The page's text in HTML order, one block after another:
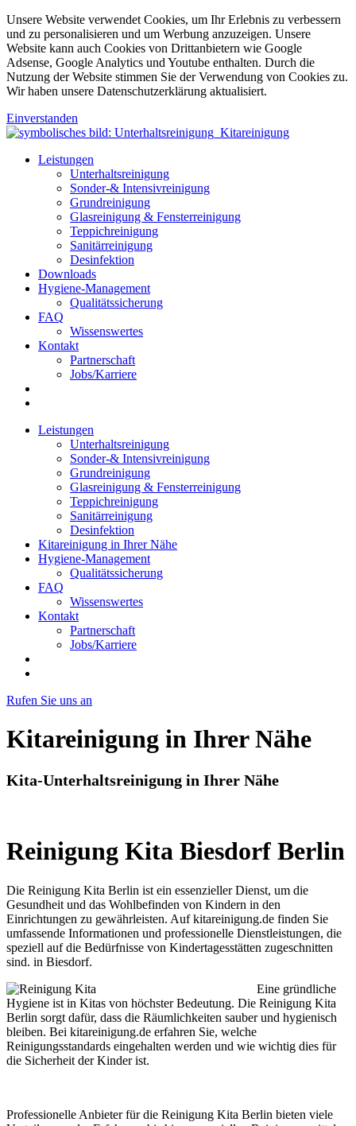
Unsere Website verwendet Cookies, um Ihr Erlebnis zu verbessern
und zu personalisieren und um Werbung anzuzeigen. Unsere
Website kann auch Cookies von Drittanbietern wie Google
Adsense, Google Analytics und Youtube enthalten. Durch die
Nutzung der Website stimmen Sie der Verwendung von Cookies zu.
Wir haben unsere Datenschutzerklärung aktualisiert.
Einverstanden
Leistungen
Unterhaltsreinigung
Sonder-& Intensivreinigung
Grundreinigung
Glasreinigung & Fensterreinigung
Teppichreinigung
Sanitärreinigung
Desinfektion
Downloads
Hygiene-Management
Qualitätssicherung
FAQ
Wissenswertes
Kontakt
Partnerschaft
Jobs/Karriere
Leistungen
Unterhaltsreinigung
Sonder-& Intensivreinigung
Grundreinigung
Glasreinigung & Fensterreinigung
Teppichreinigung
Sanitärreinigung
Desinfektion
Kitareinigung in Ihrer Nähe
Hygiene-Management
Qualitätssicherung
FAQ
Wissenswertes
Kontakt
Partnerschaft
Jobs/Karriere
Rufen Sie uns an
Kitareinigung in Ihrer Nähe
Kita-Unterhaltsreinigung in Ihrer Nähe
Reinigung Kita Biesdorf Berlin
Die Reinigung Kita Berlin ist ein essenzieller Dienst, um die
Gesundheit und das Wohlbefinden von Kindern in den
Einrichtungen zu gewährleisten. Auf kitareinigung.de finden Sie
umfassende Informationen und professionelle Dienstleistungen, die
speziell auf die Bedürfnisse von Kindertagesstätten zugeschnitten
sind. in Biesdorf.
Eine gründliche
Hygiene ist in Kitas von höchster Bedeutung. Die Reinigung Kita
Berlin sorgt dafür, dass die Räumlichkeiten sauber und hygienisch
bleiben. Bei kitareinigung.de erfahren Sie, welche
Reinigungsstandards eingehalten werden und wie wichtig dies für
die Sicherheit der Kinder ist.
Professionelle Anbieter für die Reinigung Kita Berlin bieten viele